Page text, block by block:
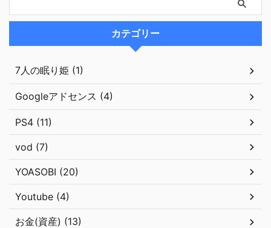
カテゴリー
7人の眠り姫 (1)
Googleアドセンス (4)
PS4 (11)
vod (7)
YOASOBI (20)
Youtube (4)
お金(資産) (13)